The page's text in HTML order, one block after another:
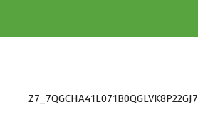
Z7_7QGCHA41L071B0QGLVK8P22GJ7